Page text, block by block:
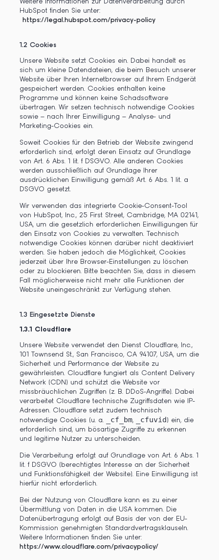
Weitere Informationen zur Datenverarbeitung durch
HubSpot finden Sie unter:
https://legal.hubspot.com/privacy-policy
1.2 Cookies
Unsere Website setzt Cookies ein. Dabei handelt es
sich um kleine Datendateien, die beim Besuch unserer
Website über Ihren Internetbrowser auf Ihrem Endgerät
gespeichert werden. Cookies enthalten keine
Programme und können keine Schadsoftware
übertragen. Wir setzen technisch notwendige Cookies
sowie – nach Ihrer Einwilligung – Analyse- und
Marketing-Cookies ein.
Soweit Cookies für den Betrieb der Website zwingend
erforderlich sind, erfolgt deren Einsatz auf Grundlage
von Art. 6 Abs. 1 lit. f DSGVO. Alle anderen Cookies
werden ausschließlich auf Grundlage Ihrer
ausdrücklichen Einwilligung gemäß Art. 6 Abs. 1 lit. a
DSGVO gesetzt.
Wir verwenden das integrierte Cookie-Consent-Tool
von HubSpot, Inc., 25 First Street, Cambridge, MA 02141,
USA, um die gesetzlich erforderlichen Einwilligungen für
den Einsatz von Cookies zu verwalten. Technisch
notwendige Cookies können darüber nicht deaktiviert
werden. Sie haben jedoch die Möglichkeit, Cookies
jederzeit über Ihre Browser-Einstellungen zu löschen
oder zu blockieren. Bitte beachten Sie, dass in diesem
Fall möglicherweise nicht mehr alle Funktionen der
Website uneingeschränkt zur Verfügung stehen.
1.3 Eingesetzte Dienste
1.3.1 Cloudflare
Unsere Website verwendet den Dienst Cloudflare, Inc.,
101 Townsend St., San Francisco, CA 94107, USA, um die
Sicherheit und Performance der Website zu
gewährleisten. Cloudflare fungiert als Content Delivery
Network (CDN) und schützt die Website vor
missbräuchlichen Zugriffen (z. B. DDoS-Angriffe). Dabei
verarbeitet Cloudflare technische Zugriffsdaten wie IP-
Adressen. Cloudflare setzt zudem technisch
notwendige Cookies (u. a.
_cf_bm, _cfuvid) ein, die
erforderlich sind, um bösartige Zugriffe zu erkennen
und legitime Nutzer zu unterscheiden.
Die Verarbeitung erfolgt auf Grundlage von Art. 6 Abs. 1
lit. f DSGVO (berechtigtes Interesse an der Sicherheit
und Funktionsfähigkeit der Website). Eine Einwilligung ist
hierfür nicht erforderlich.
Bei der Nutzung von Cloudflare kann es zu einer
Übermittlung von Daten in die USA kommen. Die
Datenübertragung erfolgt auf Basis der von der EU-
Kommission genehmigten Standardvertragsklauseln.
Weitere Informationen finden Sie unter:
https://www.cloudflare.com/privacypolicy/